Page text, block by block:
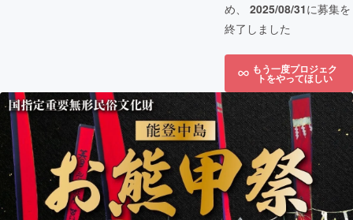
め、 2025/08/31に募集を
終了しました
もう一度プロジェク
トをやってほしい